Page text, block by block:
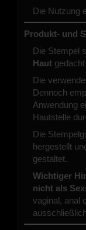
Die Nutzung
Produkt- und
Die Stempel
Haut
Die
Dennoch
Anwendung
Hautstelle
Die
hergestellt
gestaltet.
Wichtiger
nicht als
vaginal, anal